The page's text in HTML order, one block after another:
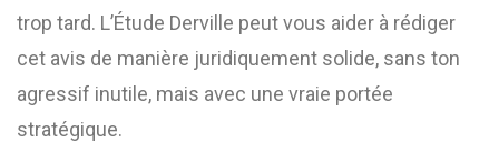
trop tard. L’Étude Derville peut vous aider à rédiger
cet avis de manière juridiquement solide, sans ton
agressif inutile, mais avec une vraie portée
stratégique.